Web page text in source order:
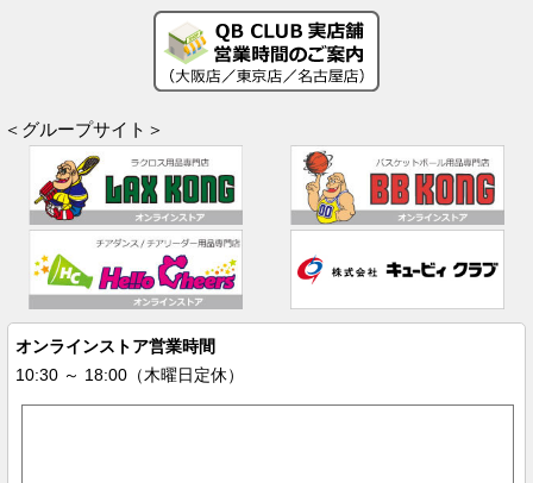
＜グループサイト＞
オンラインストア営業時間
10:30 ～ 18:00（木曜日定休）